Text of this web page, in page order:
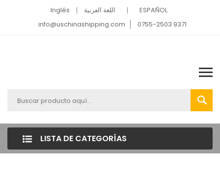
Inglés اللغة العربية
ESPAÑOL
info@uschinashipping.com
0755-2503 9371
LISTA DE CATEGORÍAS